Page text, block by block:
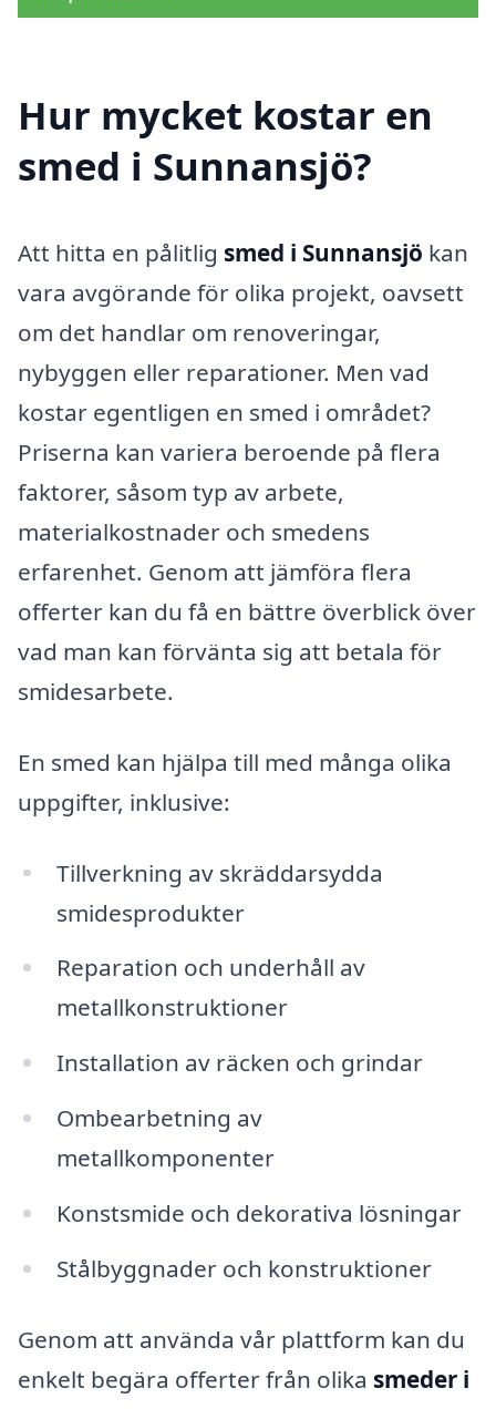
Hur mycket kostar en
smed i Sunnansjö?
Att hitta en pålitlig smed i Sunnansjö kan
vara avgörande för olika projekt, oavsett
om det handlar om renoveringar,
nybyggen eller reparationer. Men vad
kostar egentligen en smed i området?
Priserna kan variera beroende på flera
faktorer, såsom typ av arbete,
materialkostnader och smedens
erfarenhet. Genom att jämföra flera
offerter kan du få en bättre överblick över
vad man kan förvänta sig att betala för
smidesarbete.
En smed kan hjälpa till med många olika
uppgifter, inklusive:
Tillverkning av skräddarsydda
smidesprodukter
Reparation och underhåll av
metallkonstruktioner
Installation av räcken och grindar
Ombearbetning av
metallkomponenter
Konstsmide och dekorativa lösningar
Stålbyggnader och konstruktioner
Genom att använda vår plattform kan du
enkelt begära offerter från olika smeder i